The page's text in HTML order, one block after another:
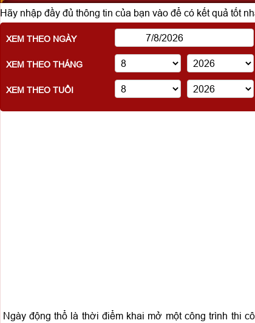
Hãy nhập đầy đủ thông tin của bạn vào để có kết quả tốt
XEM THEO NGÀY
XEM THEO THÁNG
XEM THEO TUỔI
Ngày động thổ là thời điểm khai mở một công trình thi